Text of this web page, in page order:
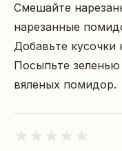
Смешайте
нарезанные
Добавьте кусочки
Посыпьте
вяленых помидор.
★ ★ ★ ★ ★